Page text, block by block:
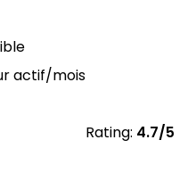
actif/mois
Rating: 4.7/5